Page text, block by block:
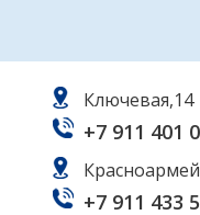
Ключевая,14
+7 911 401
+7 911 433